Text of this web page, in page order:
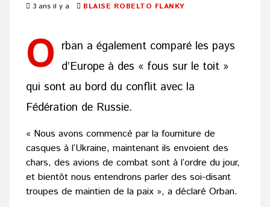
3 ans il y a BLAISE ROBELTO FLANKY
O rban a également comparé les pays
d’Europe à des « fous sur le toit »
qui sont au bord du conflit avec la
Fédération de Russie.
« Nous avons commencé par la fourniture de
casques à l’Ukraine, maintenant ils envoient des
chars, des avions de combat sont à l’ordre du jour,
et bientôt nous entendrons parler des soi-disant
troupes de maintien de la paix », a déclaré Orban.